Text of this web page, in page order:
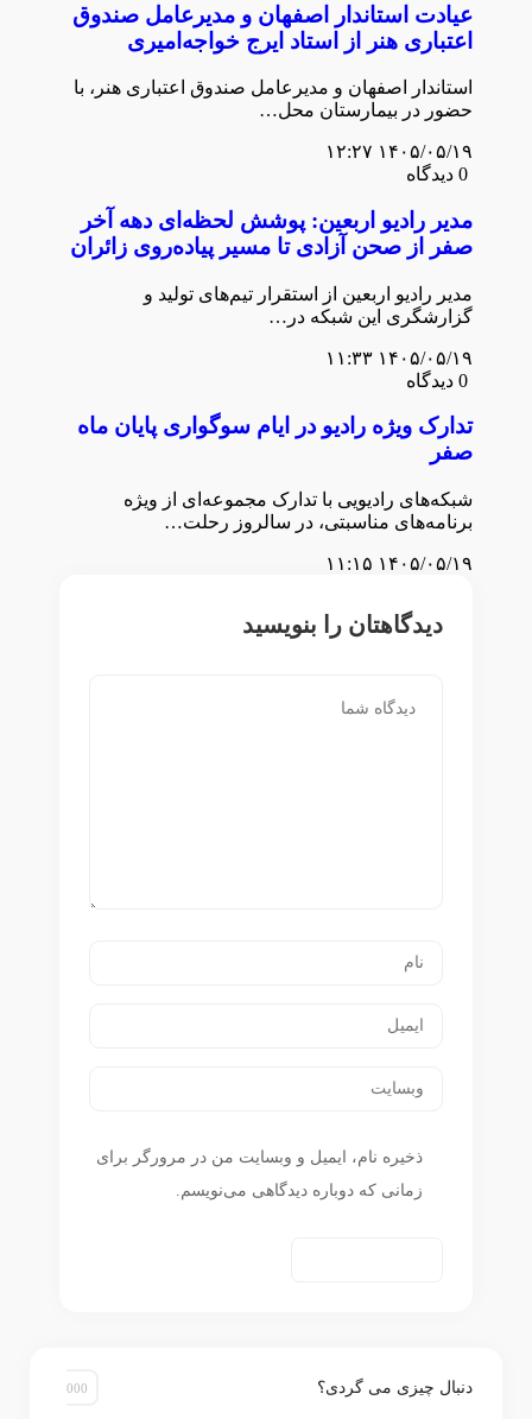
عیادت استاندار اصفهان و مدیرعامل صندوق
اعتباری هنر از استاد ایرج خواجه‌امیری
استاندار اصفهان و مديرعامل صندوق اعتباری هنر، با
حضور در بيمارستان محل…
۱۴۰۵/۰۵/۱۹ ۱۲:۲۷
0 دیدگاه
مدیر رادیو اربعین: پوشش لحظه‌ای دهه آخر
صفر از صحن آزادی تا مسیر پیاده‌روی زائران
مدیر رادیو اربعین از استقرار تیم‌های تولید و
گزارشگری این شبکه در…
۱۴۰۵/۰۵/۱۹ ۱۱:۳۳
0 دیدگاه
تدارک ویژه رادیو در ایام سوگواری پایان ماه
صفر
شبکه‌های رادیویی با تدارک مجموعه‌ای از ویژه‌
برنامه‌های مناسبتی، در سالروز رحلت…
۱۴۰۵/۰۵/۱۹ ۱۱:۱۵
دیدگاهتان را بنویسید
ذخیره نام، ایمیل و وبسایت من در مرورگر برای
زمانی که دوباره دیدگاهی می‌نویسم.
دنبال چیزی می گردی؟